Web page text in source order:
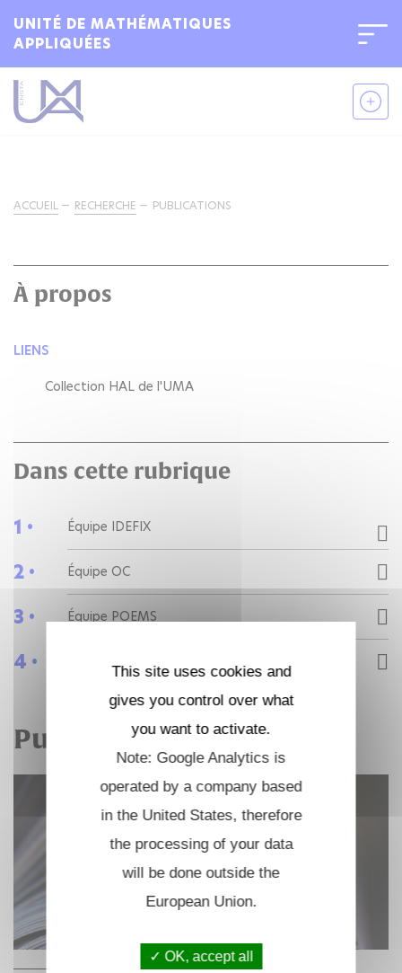
UNITÉ DE MATHÉMATIQUES
APPLIQUÉES
ACCUEIL RECHERCHE PUBLICATIONS
À propos
LIENS
Collection HAL de l'UMA
Dans cette rubrique
1 • Équipe IDEFIX
2 • Équipe OC
3 • Équipe POEMS
4 • Publications
Publications
This site uses cookies and
gives you control over what
you want to activate.
Note: Google Analytics is
operated by a company based
in the United States, therefore
the processing of your data
will be done outside the
European Union.
OK, accept all